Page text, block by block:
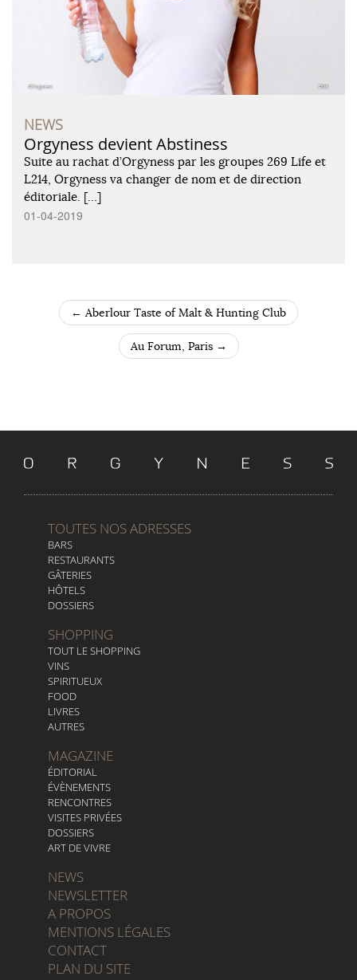
NEWS
Orgyness devient Abstiness
Suite au rachat d’Orgyness par les groupes 269 Life et
L214, Orgyness va changer de nom et de direction
éditoriale. […]
01-04-2019
POST NAVIGATION
← Aberlour Taste of Malt & Hunting Club
Au Forum, Paris →
TOUTES NOS ADRESSES
BARS
RESTAURANTS
GÂTERIES
HÔTELS
DOSSIERS
SHOPPING
TOUT LE SHOPPING
VINS
SPIRITUEUX
FOOD
LIVRES
AUTRES
MAGAZINE
ÉDITORIAL
ÉVÈNEMENTS
RENCONTRES
VISITES PRIVÉES
DOSSIERS
ART DE VIVRE
NEWS
NEWSLETTER
A PROPOS
MENTIONS LÉGALES
CONTACT
PLAN DU SITE